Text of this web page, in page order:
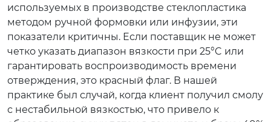
используемых в производстве стеклопластика
методом ручной формовки или инфузии, эти
показатели критичны. Если поставщик не может
четко указать диапазон вязкости при 25°C или
гарантировать воспроизводимость времени
отверждения, это красный флаг. В нашей
практике был случай, когда клиент получил смолу
с нестабильной вязкостью, что привело к